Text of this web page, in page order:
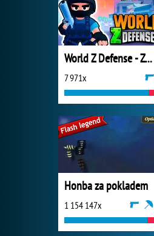
World Z Defense - Zombie Defense
7 971x
Honba za pokladem
1 154 147x